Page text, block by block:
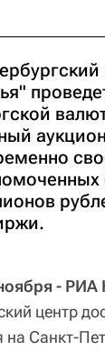
- РИА
центр
на Санкт-